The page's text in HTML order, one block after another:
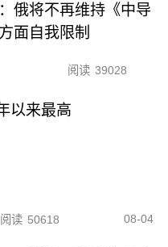
俄将不再维持《中导
面自我限制
阅读 39028
以来最高
阅读 50618 08-04